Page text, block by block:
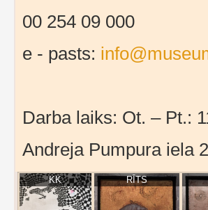
00 254 09 000
e - pasts:
Darba laiks: Ot. – Pt.:
Andreja Pumpura iela
KK RĪTS